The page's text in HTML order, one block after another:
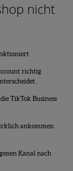
nicht
richtig
TikTok Business
ankommen
Kanal nach